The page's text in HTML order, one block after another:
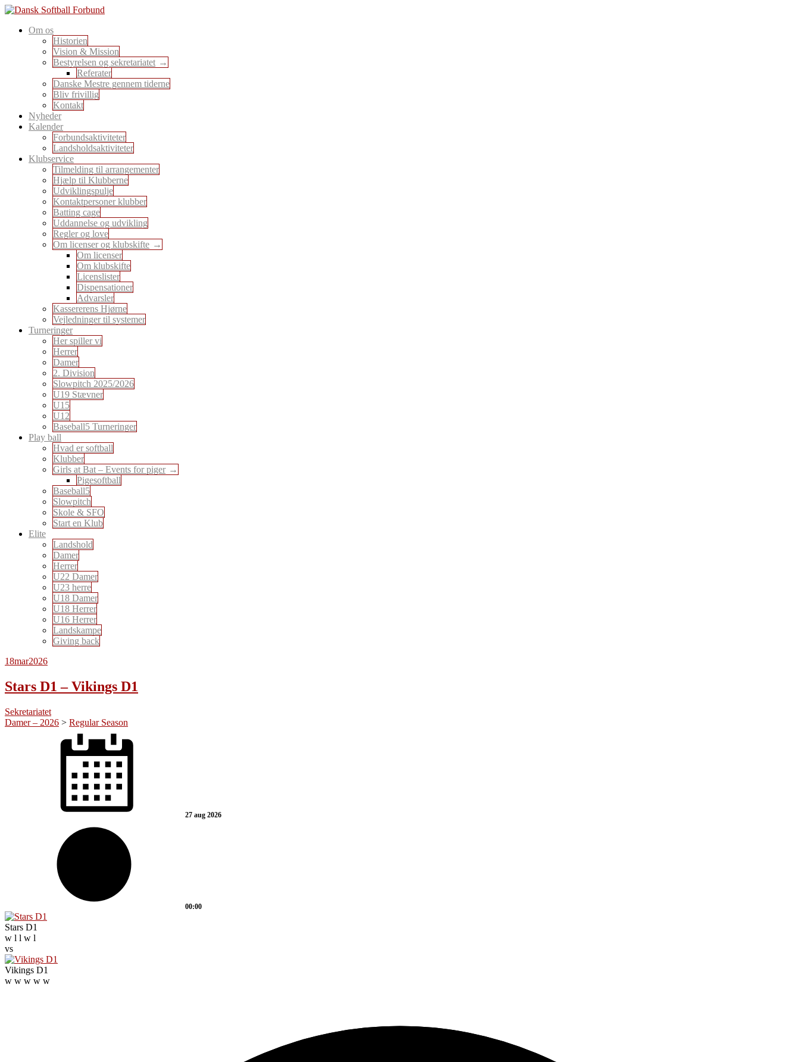
Skip
content
Dansk Softball Forbund
En sport for alle
Om os
Historien
Vision & Mission
Bestyrelsen og sekretariatet
Referater
Danske Mestre gennem tiderne
Bliv frivillig
Kontakt
Nyheder
Kalender
Forbundsaktiviteter
Landsholdsaktiviteter
Klubservice
Tilmelding til arrangementer
Hjælp til Klubberne
Udviklingspulje
Kontaktpersoner klubber
Batting cage
Uddannelse og udvikling
Regler og love
Om licenser og klubskifte
Om licenser
Om klubskifte
Licenslister
Dispensationer
Advarsler
Kassererens Hjørne
Vejledninger til systemer
Turneringer
Her spiller vi
Herrer
Damer
2. Division
Slowpitch 2025/2026
U19 Stævner
U15
U12
Baseball5 Turneringer
Play ball
Hvad er softball
Klubber
Girls at Bat – Events for piger
Pigesoftball
Baseball5
Slowpitch
Skole & SFO
Start en Klub
Elite
Landshold
Damer
Herrer
U22 Damer
U23 herre
U18 Damer
U18 Herrer
U16 Herrer
Landskampe
Giving back
18mar2026
Stars D1 – Vikings D1
Sekretariatet
Damer – 2026 > Regular Season
27 aug 2026
00:00
Stars D1
w l l w l
vs
Vikings D1
w w w w w